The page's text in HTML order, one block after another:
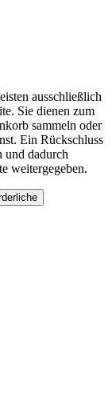
ausschließlich
Sie dienen zum
sammeln oder
Ein Rückschluss
und dadurch
weitergegeben.